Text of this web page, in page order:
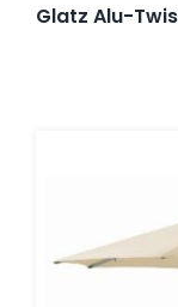
Glatz Alu-